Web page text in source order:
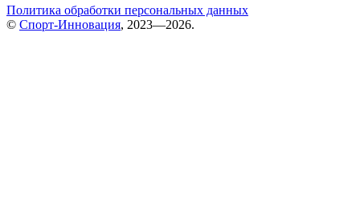
Политика обработки персональных данных
© Спорт-Инновация, 2023—2026.